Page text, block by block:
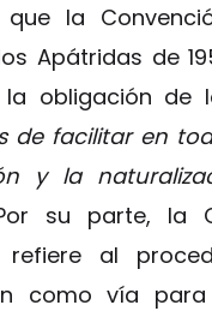
la
Apátridas de
obligación de
de facilitar en
y la
su parte, la
al
como vía